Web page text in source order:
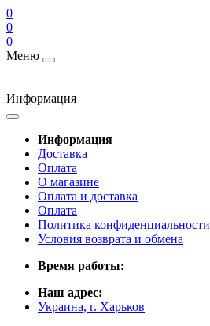
0
0
0
Меню
Информация
Информация
Доставка
Оплата
О магазине
Оплата и доставка
Оплата
Политика конфиденциальности
Условия возврата и обмена
Время работы:
Наш адрес:
Украина, г. Харьков